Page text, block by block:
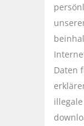
Daten